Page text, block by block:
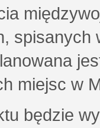
miejsc w
będzie